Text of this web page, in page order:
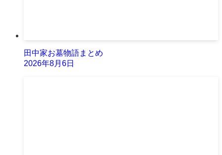
田中家お墓物語まとめ
2026年8月6日